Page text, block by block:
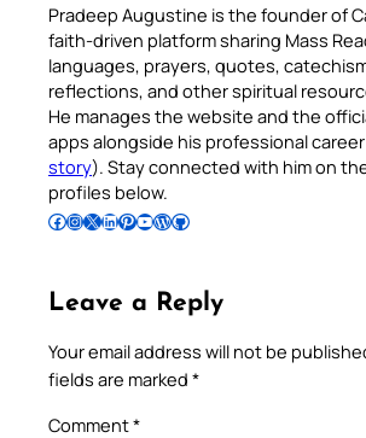
Pradeep Augustine is the founder of
faith-driven platform sharing Mass
languages, prayers, quotes,
reflections, and other spiritual
He manages the website and the
apps alongside his professional
story). Stay connected with him on
profiles below.
Follow Pradeep on Facebook Follow Pradeep on InstagramFollow Pradeep on X Follow Pradeep on LinkedIn Follow Pradeep on Pinterest Subscribe to Pradeep’s Youtube Channel Follow Pradeep on WordPress Follow Pradeep on GitHub
Leave a Reply
Your email address will not be
fields are marked *
Comment*